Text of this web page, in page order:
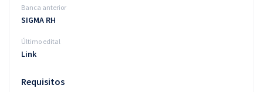
Banca anterior
SIGMA RH
Último edital
Link
Requisitos